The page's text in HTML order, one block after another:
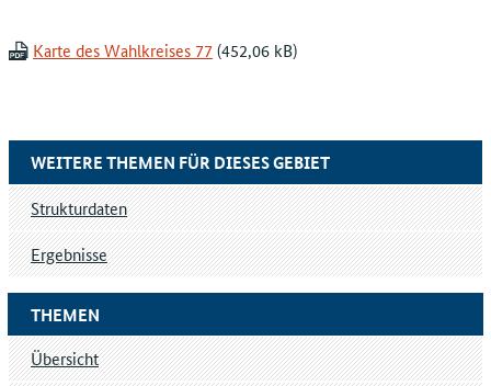
Karte des Wahlkreises 77
THEMEN
Übersicht
WEITERE THEMEN FÜR DIESES GEBIET
Strukturdaten
Ergebnisse